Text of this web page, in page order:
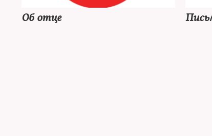
Об отце